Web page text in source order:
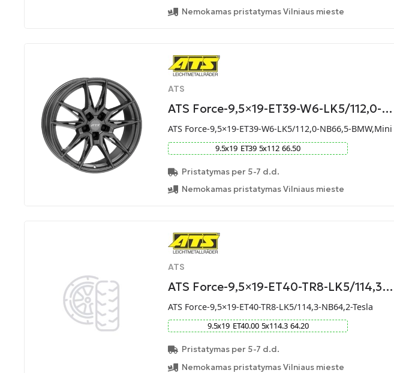
Nemokamas pristatymas Vilniaus mieste
ATS
ATS Force-9,5×19-ET39-W6-LK5/112,0-…
ATS Force-9,5×19-ET39-W6-LK5/112,0-NB66,5-BMW,Mini
9.5x19 ET39 5x112 66.50
Pristatymas per 5-7 d.d.
Nemokamas pristatymas Vilniaus mieste
ATS
ATS Force-9,5×19-ET40-TR8-LK5/114,3…
ATS Force-9,5×19-ET40-TR8-LK5/114,3-NB64,2-Tesla
9.5x19 ET40.00 5x114.3 64.20
Pristatymas per 5-7 d.d.
Nemokamas pristatymas Vilniaus mieste